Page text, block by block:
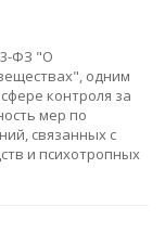
3-ФЗ "О
одним
контроля за
мер по
связанных с
и психотропных